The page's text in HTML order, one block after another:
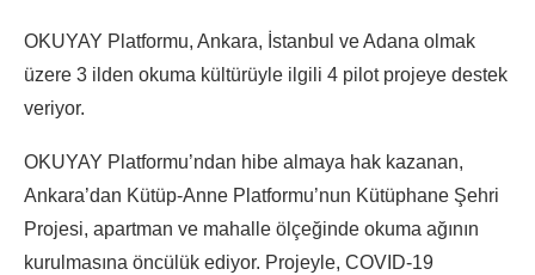
OKUYAY Platformu, Ankara, İstanbul ve Adana olmak
üzere 3 ilden okuma kültürüyle ilgili 4 pilot projeye destek
veriyor.
OKUYAY Platformu’ndan hibe almaya hak kazanan,
Ankara’dan Kütüp-Anne Platformu’nun Kütüphane Şehri
Projesi, apartman ve mahalle ölçeğinde okuma ağının
kurulmasına öncülük ediyor. Projeyle, COVID-19